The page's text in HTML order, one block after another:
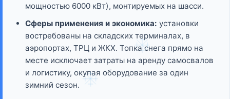
мощностью 6000 кВт), монтируемых на шасси.
Сферы применения и экономика: установки
востребованы на складских терминалах, в
аэропортах, ТРЦ и ЖКХ. Топка снега прямо на
месте исключает затраты на аренду самосвалов
и логистику, окупая оборудование за один
зимний сезон.